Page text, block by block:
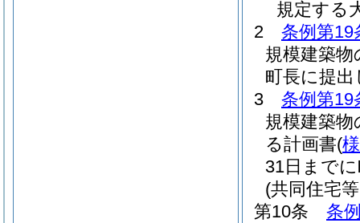
規定する
2
条例第19
規模建築物
町長に提
3
条例第19
規模建築
る計画書(
31日まで
(共同住宅
第10条
条